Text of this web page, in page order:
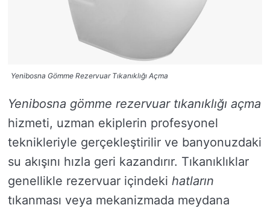
Yenibosna Gömme Rezervuar Tıkanıklığı Açma
Yenibosna gömme rezervuar tıkanıklığı açma
hizmeti, uzman ekiplerin profesyonel
teknikleriyle gerçekleştirilir ve banyonuzdaki
su akışını hızla geri kazandırır. Tıkanıklıklar
genellikle rezervuar içindeki hatların
tıkanması veya mekanizmada meydana